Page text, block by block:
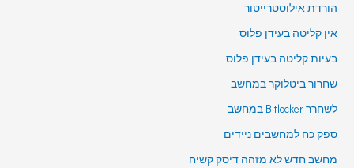
הורדת אילוסטרייטור
אין קליטה בעידן פלוס
בעיות קליטה בעידן פלוס
שחרור ביטלוקר במחשב
לשחרר Bitlocker במחשב
ספק כח למחשבים ניידים
מחשב חדש לא מזהה דיסק קשיח